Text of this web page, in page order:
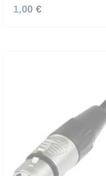
1,00 €